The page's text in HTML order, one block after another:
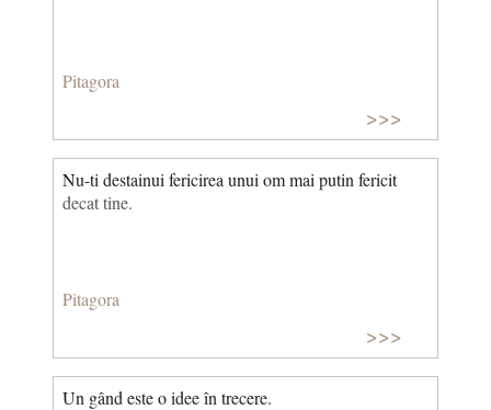
Pitagora
>>>
Nu-ti destainui fericirea unui om mai putin fericit
decat tine.
Pitagora
>>>
Un gând este o idee în trecere.